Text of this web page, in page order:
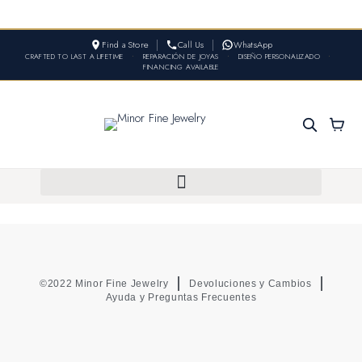
Find a Store Call Us WhatsApp
CRAFTED TO LAST A LIFETIME • REPARACIÓN DE JOYAS • DISEÑO PERSONALIZADO
•
FINANCING AVAILABLE
©2022 Minor Fine Jewelry
Devoluciones y Cambios
Ayuda y Preguntas Frecuentes